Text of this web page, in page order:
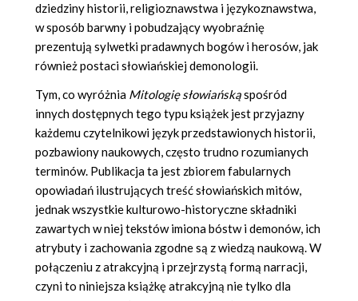
dziedziny historii, religioznawstwa i językoznawstwa,
w sposób barwny i pobudzający wyobraźnię
prezentują sylwetki pradawnych bogów i herosów, jak
również postaci słowiańskiej demonologii.
Tym, co wyróżnia Mitologię słowiańskąspośród
innych dostępnych tego typu książek jest przyjazny
każdemu czytelnikowi język przedstawionych historii,
pozbawiony naukowych, często trudno rozumianych
terminów. Publikacja ta jest zbiorem fabularnych
opowiadań ilustrujących treść słowiańskich mitów,
jednak wszystkie kulturowo-historyczne składniki
zawartych w niej tekstów imiona bóstw i demonów, ich
atrybuty i zachowania zgodne są z wiedzą naukową. W
połączeniu z atrakcyjną i przejrzystą formą narracji,
czyni to niniejsza książkę atrakcyjną nie tylko dla